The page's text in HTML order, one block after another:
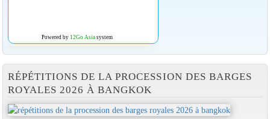
Powered by 12Go Asiasystem
RÉPÉTITIONS DE LA PROCESSION DES BARGES
ROYALES 2026 À BANGKOK